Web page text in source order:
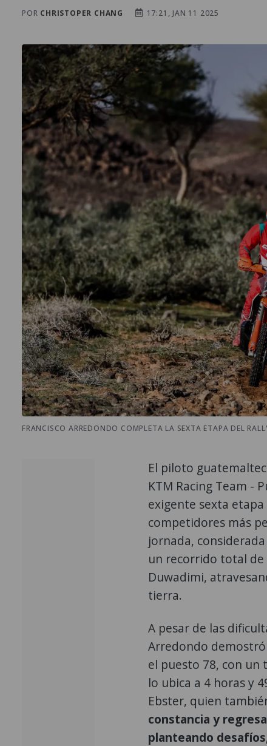
POR CHRISTOPER CHANG 17:21, JAN 11 2025
FRANCISCO ARREDONDO COMPLETA LA SEXTA ETAPA DEL
El piloto
KTM Racing Team -
exigente sexta
competidores más
jornada,
un recorrido total de
Duwadimi,
tierra.
A pesar de las
Arredondo
el puesto 78, con un
lo ubica a 4 horas y
Ebster, quien
constancia y
planteando